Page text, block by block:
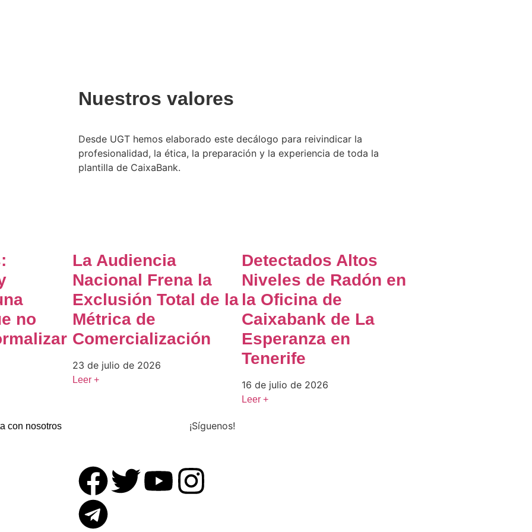
Nuestros valores
Desde UGT hemos elaborado este decálogo para reivindicar la
profesionalidad, la ética, la preparación y la experiencia de toda la
plantilla de CaixaBank.
no
La Audiencia
Nacional Frena la
Exclusión Total de la
Métrica de
Comercialización
23 de julio de 2026
Leer +
Detectados Altos
Niveles de Radón en
la Oficina de
Caixabank de La
Esperanza en
Tenerife
16 de julio de 2026
Leer +
con nosotros ¡Síguenos!